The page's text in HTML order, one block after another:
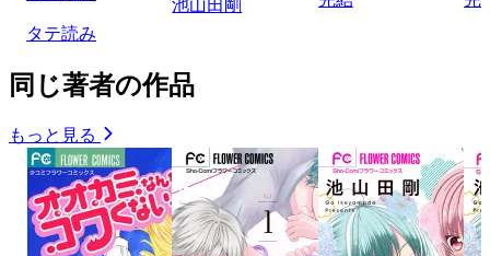
タテ読み
池山田剛
同じ著者の作品
もっと見る